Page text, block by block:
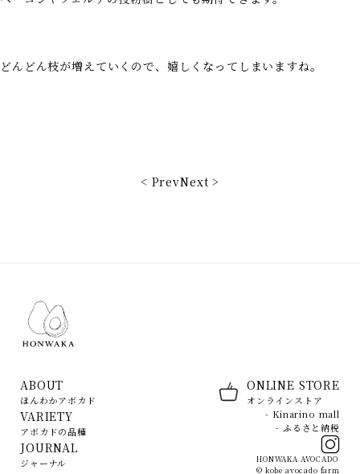
どんどん枝が増えていくので、嬉しくなってしまいますね。
< PrevNext >
ABOUT
ほんわかアボカド
VARIETY
アボカドの品種
JOURNAL
ジャーナル
ONLINE STORE
オンラインストア
- Kinarino mall
- ふるさと納税
HONWAKA AVOCADO
© kobe avocado farm